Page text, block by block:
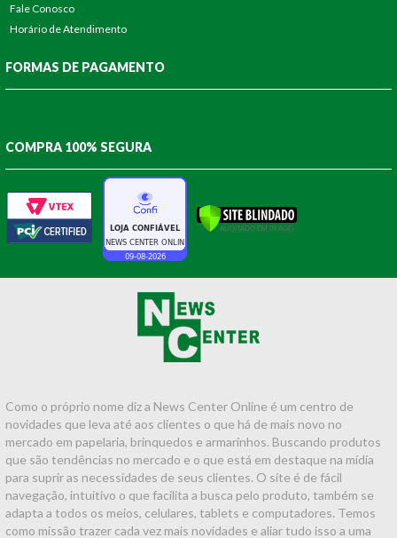
Fale Conosco
Horário de Atendimento
FORMAS DE PAGAMENTO
COMPRA 100% SEGURA
Como o próprio nome diz a News Center Online é um centro de
novidades que leva até aos clientes o que há de mais novo no
mercado em papelaria, brinquedos e armarinhos. Buscando produtos
que são tendências no mercado e o que está em destaque na mídia
para suprir as necessidades de seus clientes. O site é de fácil
navegação, intuitivo o que facilita a busca pelo produto, também se
adapta a todos os meios, celulares, tablets e computadores. Temos
como missão trazer cada vez mais novidades e aliar tudo isso a uma